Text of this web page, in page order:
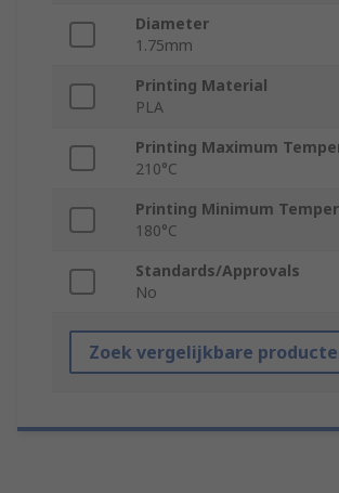
Diameter
1.75mm
Printing Material
PLA
Printing Maximum
210°C
Printing Minimum
180°C
Standards/Approvals
No
Zoek vergelijkbare